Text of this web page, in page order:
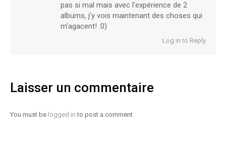
pas si mal mais avec l’expérience de 2
albums, j’y vois maintenant des choses qui
m’agacent! :0)
Log in to Reply
Laisser un commentaire
You must be logged in to post a comment.